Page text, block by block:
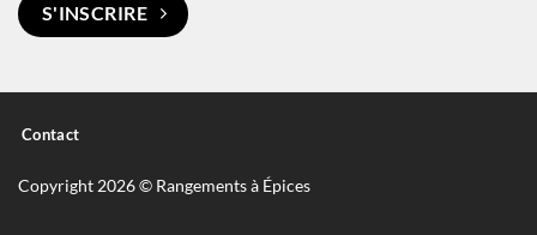
S'INSCRIRE
Contact
Copyright 2026 © Rangements à Épices